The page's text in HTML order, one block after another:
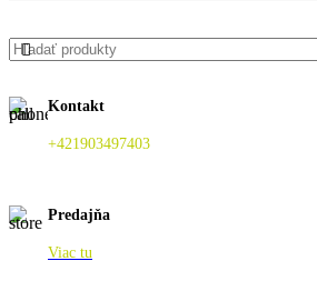
Kontakt
+421903497403
Predajňa
Viac tu